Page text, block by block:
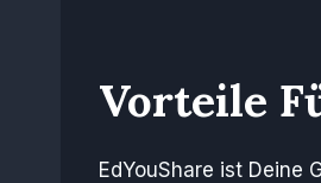
Vorteile
EdYouShare ist Deine